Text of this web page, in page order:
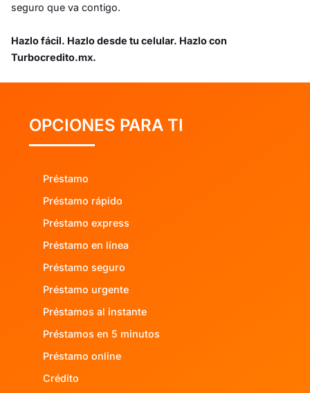
seguro que va contigo.
Hazlo fácil. Hazlo desde tu celular. Hazlo con
Turbocredito.mx.
OPCIONES PARA TI
Préstamo
Préstamo rápido
Préstamo express
Préstamo en línea
Préstamo seguro
Préstamo urgente
Préstamos al instante
Préstamos en 5 minutos
Préstamo online
Crédito